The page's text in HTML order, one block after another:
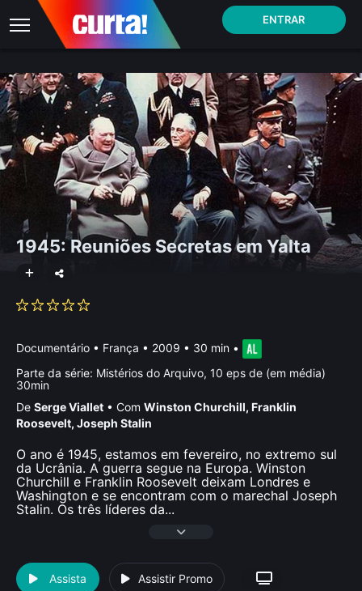
ENTRAR
1945: Reuniões Secretas em Yalta
Documentário • França • 2009 • 30 min •
Parte da série: Mistérios do Arquivo, 10 eps de (em média)
30min
De Serge Viallet • Com Winston Churchill, Franklin
Roosevelt, Joseph Stalin
O ano é 1945, estamos em fevereiro, no extremo sul
da Ucrânia. A guerra segue na Europa. Winston
Churchill e Franklin Roosevelt deixam Londres e
Washington e se encontram com o marechal Joseph
Stalin. Os três líderes da...
Assista Assistir Promo